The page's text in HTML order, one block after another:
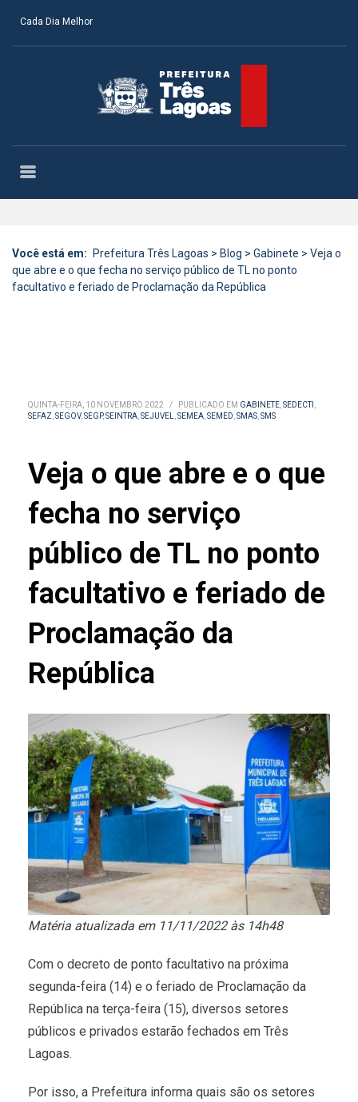
Cada Dia Melhor
Você está em: Prefeitura Três Lagoas > Blog > Gabinete > Veja o
que abre e o que fecha no serviço público de TL no ponto
facultativo e feriado de Proclamação da República
QUINTA-FEIRA, 10 NOVEMBRO 2022 / PUBLICADO EM GABINETE,SEDECTI ,
SEFAZ,SEGOV,SEGP,SEINTRA,SEJUVEL,SEMEA,SEMED,SMAS,SMS
Veja o que abre e o que
fecha no serviço
público de TL no ponto
facultativo e feriado de
Proclamação da
República
Matéria atualizada em 11/11/2022 às 14h48
Com o decreto de ponto facultativo na próxima
segunda-feira (14) e o feriado de Proclamação da
República na terça-feira (15), diversos setores
públicos e privados estarão fechados em Três
Lagoas.
Por isso, a Prefeitura informa quais são os setores